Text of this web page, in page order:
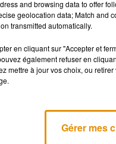
and browsing data to offer
geolocation data; Match and
transmitted automatically.
en cliquant sur "Accepter et
également refuser en
mettre à jour vos choix, ou
Gérer mes